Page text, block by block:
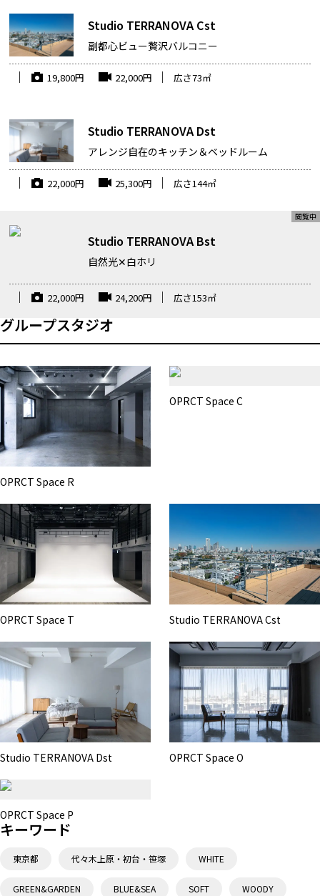
Studio TERRANOVA Cst
副都心ビュー贅沢バルコニー
19,800円 22,000円 広さ73㎡
Studio TERRANOVA Dst
アレンジ自在のキッチン＆ベッドルーム
22,000円 25,300円 広さ144㎡
Studio TERRANOVA Bst
自然光✕白ホリ
22,000円 24,200円 広さ153㎡
グループスタジオ
OPRCT Space R
OPRCT Space C
OPRCT Space T Studio TERRANOVA Cst
Studio TERRANOVA Dst OPRCT Space O
OPRCT Space P
キーワード
東京都 代々木上原・初台・笹塚 WHITE
GREEN&GARDEN BLUE&SEA SOFT WOODY